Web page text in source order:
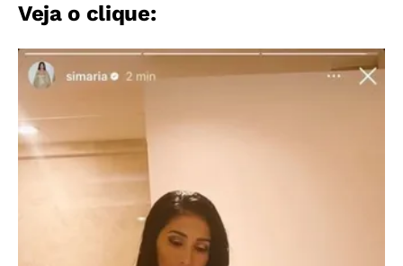
Veja o clique: